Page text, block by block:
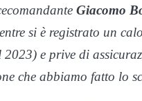
Giacomo
si è registrato un
e prive di
che abbiamo fatto lo